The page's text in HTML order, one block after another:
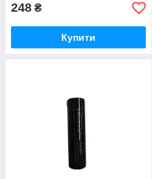
248 ₴
Купити